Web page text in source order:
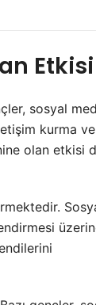
Etkisi
sosyal
kurma ve
olan etkisi